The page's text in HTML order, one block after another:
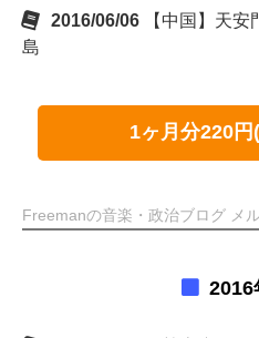
2016/06/06
【中国】天
島
1ヶ月分220
Freemanの音楽・政治ブログ メ
2016